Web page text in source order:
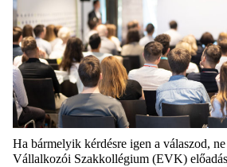
Ha bármelyik kérdésre igen a válaszod,
Vállalkozói Szakkollégium (EVK)